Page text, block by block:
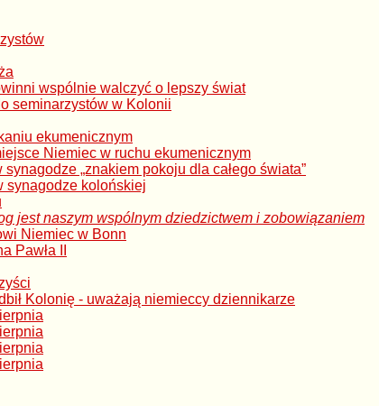
wspólnie walczyć o lepszy świat
seminarzystów w Kolonii
ekumenicznym
Niemiec w ruchu ekumenicznym
„znakiem pokoju dla całego świata”
synagodze kolońskiej
jest naszym wspólnym dziedzictwem i zobowiązaniem
Niemiec w Bonn
Pawła II
Kolonię - uważają niemieccy dziennikarze